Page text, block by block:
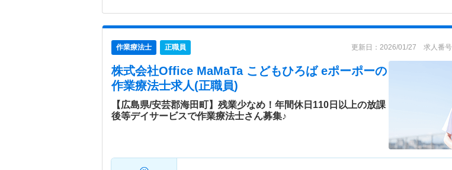
作業療法士 正職員 更新日：2026/01/27 求人番
株式会社Office MaMaTa こどもひろば eポーポーの
作業療法士求人(正職員)
【広島県/安芸郡海田町】残業少なめ！年間休日110日以上の放課
後等デイサービスで作業療法士さん募集♪